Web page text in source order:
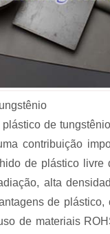
de
contribuição
de plástico
alta
de
de materiais